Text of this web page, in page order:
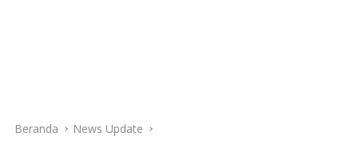
Beranda News Update